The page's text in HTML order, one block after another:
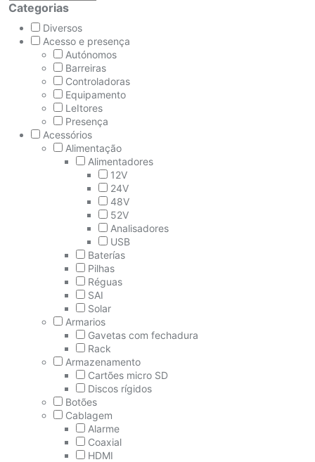
Categorias
Diversos
Acesso e presença
Autónomos
Barreiras
Controladoras
Equipamento
LeItores
Presença
Acessórios
Alimentação
Alimentadores
12V
24V
48V
52V
Analisadores
USB
Baterías
Pilhas
Réguas
SAI
Solar
Armarios
Gavetas com fechadura
Rack
Armazenamento
Cartões micro SD
Discos rígidos
Botões
Cablagem
Alarme
Coaxial
HDMI